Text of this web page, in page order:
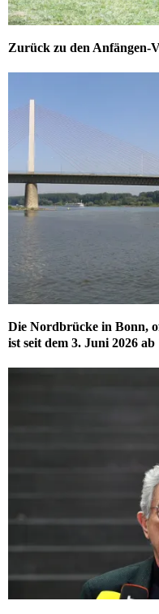
Zurück zu den Anfängen-
Die Nordbrücke in Bonn,
ist seit dem 3. Juni 2026